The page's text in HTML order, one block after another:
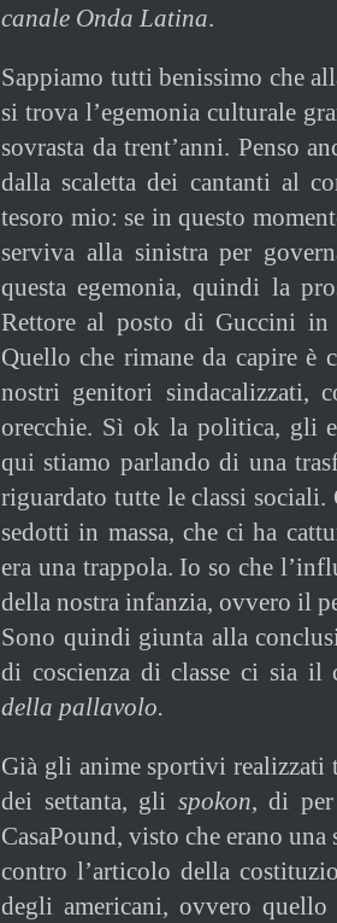
canale Onda Latina.
Sappiamo tutti benissimo che
si trova l’egemonia culturale
sovrasta da trent’anni. Penso
dalla scaletta dei cantanti al
tesoro mio: se in questo
serviva alla sinistra per
questa egemonia, quindi la
Rettore al posto di Guccini in
Quello che rimane da capire è
nostri genitori sindacalizzati,
orecchie. Sì ok la politica, gli
qui stiamo parlando di una
riguardato tutte le classi sociali.
sedotti in massa, che ci ha
era una trappola. Io so che
della nostra infanzia, ovvero il
Sono quindi giunta alla
di coscienza di classe ci sia il
della pallavolo.
Già gli anime sportivi realizzati
dei settanta, gli spokon, di per
CasaPound, visto che erano
contro l’articolo della
degli americani, ovvero